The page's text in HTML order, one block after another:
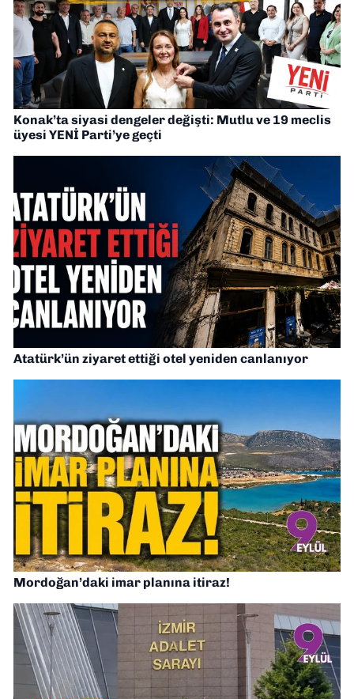
Konak’ta siyasi dengeler değişti: Mutlu ve 19 meclis
üyesi YENİ Parti’ye geçti
Atatürk’ün ziyaret ettiği otel yeniden canlanıyor
Mordoğan’daki imar planına itiraz!